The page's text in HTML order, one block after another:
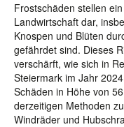
Frostschäden stellen
Landwirtschaft dar,
Knospen und Blüten
gefährdet sind. Dieses
verschärft, wie sich in
Steiermark im Jahr
Schäden in Höhe von
derzeitigen Methoden
Windräder und